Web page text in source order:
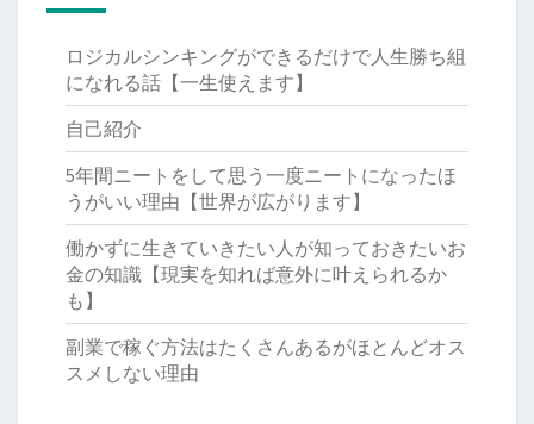
ロジカルシンキングができるだけで人生勝ち組
になれる話【一生使えます】
自己紹介
5年間ニートをして思う一度ニートになったほ
うがいい理由【世界が広がります】
働かずに生きていきたい人が知っておきたいお
金の知識【現実を知れば意外に叶えられるか
も】
副業で稼ぐ方法はたくさんあるがほとんどオス
スメしない理由